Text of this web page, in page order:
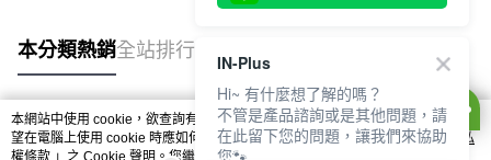
本分類熱銷全站排行
熱門標籤
本網站中使用 cookie，欲查詢有關本網站使用 cookie 方式之詳情，及若您不希
望在電腦上使用 cookie 時應如何變更電腦的 cookie 設定，請參閱本網站「
隱私
權條款 」之 Cookie 聲明。您繼續使用本網站即表示您同意本公司得按本網站使
IN-Plus
Hi~ 有什麼想了解的嗎？
不管是產品諮詢或是其他問題，請
在此留下您的問題，讓我們來協助
您🐾